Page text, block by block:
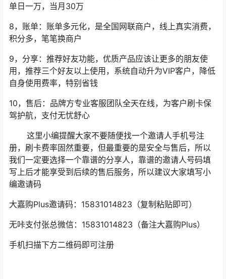
单日一万，当月30万
8，账单：账单多元化，是全国网联商户，线上真实消费，
积分多，笔笔换商户
9，分享：推荐好友功能，优质产品应该让更多的朋友使
用，推荐三个好友以上使用，系统自动升为VIP客户，降低
自身使用费率，特别省钱
10，售后：品牌方专业客服团队全天在线，为客户刷卡保
驾护航，支付无忧舒心
这里小编提醒大家不要随便找一个邀请人手机号注
册，刷卡费率固然重要，但最重要的是安全与售后，所以
我们一定要选择一个靠谱的分享人，靠谱的邀请人号码填
写上后才能享受到后续的售后服务，所以建议大家填写小
编邀请码
大嘉购Plus邀请码：15831014823（复制粘贴即可）
无咔支付张总微信：15831014823（备注大嘉购Plus）
手机扫描下方二维码即可注册